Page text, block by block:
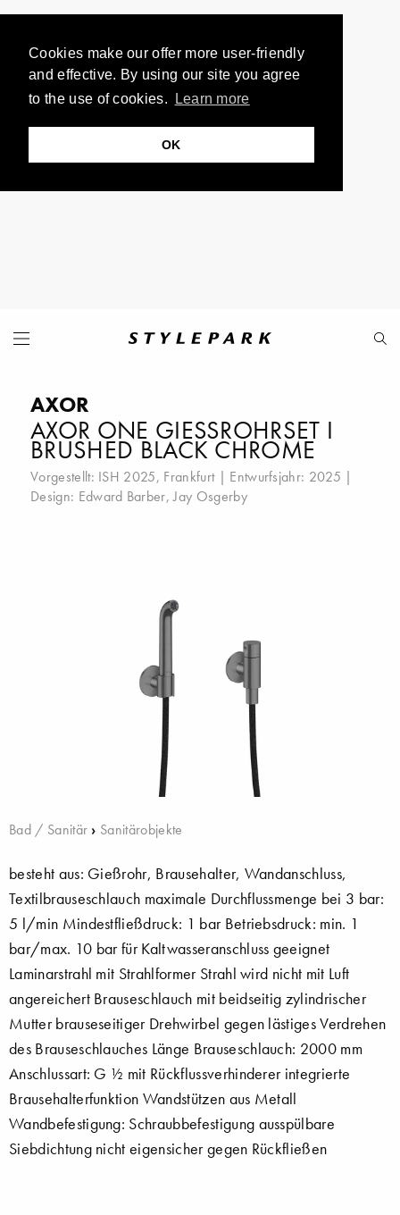
Cookies make our offer more user-friendly
and effective. By using our site you agree
to the use of cookies.
Learn more
OK
AXOR
AXOR ONE GIESSROHRSET I B
RUSHED BLACK CHROME
Vorgestellt: ISH 2025, Frankfurt| Entwurfsjahr: 2025 |
Design: Edward Barber,Jay Osgerby
Bad / Sanitär › Sanitärobjekte
besteht aus: Gießrohr, Brausehalter, Wandanschluss,
Textilbrauseschlauch maximale Durchflussmenge bei 3 bar:
5 l/min Mindestfließdruck: 1 bar Betriebsdruck: min. 1
bar/max. 10 bar für Kaltwasseranschluss geeignet
Laminarstrahl mit Strahlformer Strahl wird nicht mit Luft
angereichert Brauseschlauch mit beidseitig zylindrischer
Mutter brauseseitiger Drehwirbel gegen lästiges Verdrehen
des Brauseschlauches Länge Brauseschlauch: 2000 mm
Anschlussart: G ½ mit Rückflussverhinderer integrierte
Brausehalterfunktion Wandstützen aus Metall
Wandbefestigung: Schraubbefestigung ausspülbare
Siebdichtung nicht eigensicher gegen Rückfließen